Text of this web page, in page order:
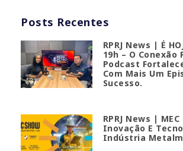
Posts Recentes
RPRJ News | É
19h – O Conexão
Podcast
Com Mais Um
Sucesso.
RPRJ News | MEC
Inovação E
Indústria